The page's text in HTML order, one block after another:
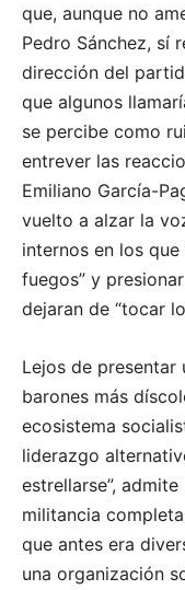
que, aunque no
Pedro Sánchez, sí
dirección del
que algunos
se percibe como
entrever las
Emiliano García-
vuelto a alzar la
internos en los
fuegos” y
dejaran de “tocar
Lejos de presentar
barones más
ecosistema
liderazgo
estrellarse”,
militancia
que antes era
una organización